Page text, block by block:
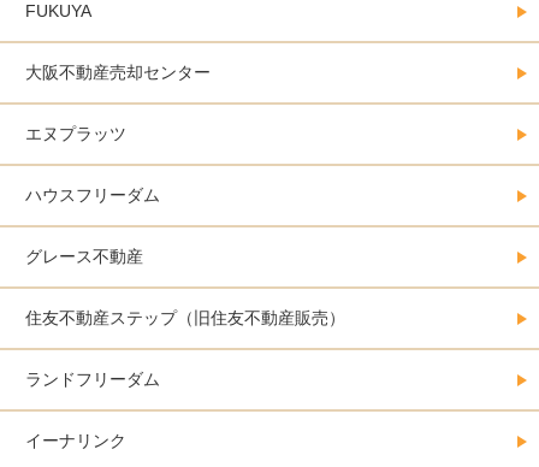
FUKUYA
大阪不動産売却センター
エヌプラッツ
ハウスフリーダム
グレース不動産
住友不動産ステップ（旧住友不動産販売）
ランドフリーダム
イーナリンク